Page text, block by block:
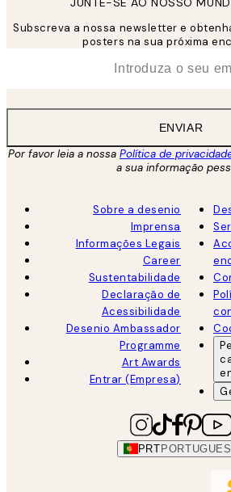
Subscreva a nossa newsletter e
posters na sua próxima
ENVIAR
Por favor leia a nossa Política de
a sua informação
Sobre a desenio
Imprensa
Informações Legais
Career
Sustentabilidade
Declaração de
Acessibilidade
Desenio Ambassador
Programme
Art Awards
Entrar (Empresa)
PRT PORTUGUES